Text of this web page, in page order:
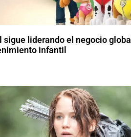
sigue liderando el negocio global
infantil